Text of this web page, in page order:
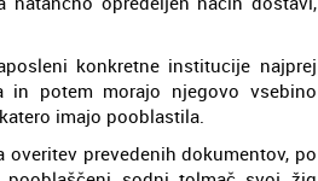
konkretne institucije najprej
in potem morajo njegovo vsebino
imajo pooblastila.
prevedenih dokumentov, po